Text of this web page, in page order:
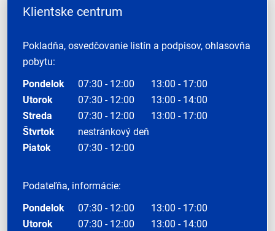
Klientske centrum
Pokladňa, osvedčovanie listín a podpisov, ohlasovňa
pobytu:
Pondelok
07:30 - 12:00
13:00 - 17:00
Utorok
07:30 - 12:00
13:00 - 14:00
Streda
07:30 - 12:00
13:00 - 17:00
Štvrtok
nestránkový deň
Piatok
07:30 - 12:00
Podateľňa, informácie:
Pondelok
07:30 - 12:00
13:00 - 17:00
Utorok
07:30 - 12:00
13:00 - 14:00